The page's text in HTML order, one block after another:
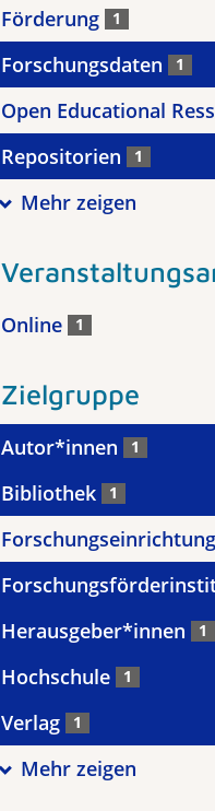
Förderung 1
Forschungsdaten 1
Open Educational
Repositorien 1
Mehr zeigen
Online 1
Zielgruppe
Autor*innen 1
Bibliothek 1
Forschungseinrichtung
Herausgeber*innen 1
Hochschule 1
Verlag 1
Mehr zeigen